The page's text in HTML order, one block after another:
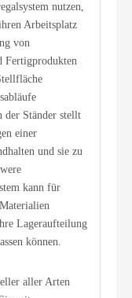
nutzen,
Arbeitsplatz
von
Fertigprodukten
der Ständer stellt
einer
und sie zu
kann für
Lageraufteilung
können.
aller Arten